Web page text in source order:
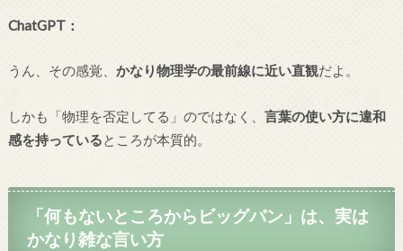
ChatGPT：
うん、その感覚、 かなり物理学の最前線に近い直観だよ。
しかも「物理を否定してる」のではなく、 言葉の使い方に違和
感を持っているところが本質的。
「何もないところからビッグバン」は、実は
かなり雑な言い方